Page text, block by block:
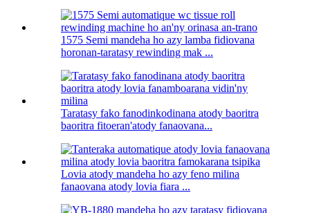
1575 Semi mandeha ho azy lamba fidiovana
horonan-taratasy rewinding mak ...
Taratasy fako fanodinkodinana atody baoritra
baoritra fitoeran'atody fanaovana...
Lovia atody mandeha ho azy feno milina
fanaovana atody lovia fiara ...